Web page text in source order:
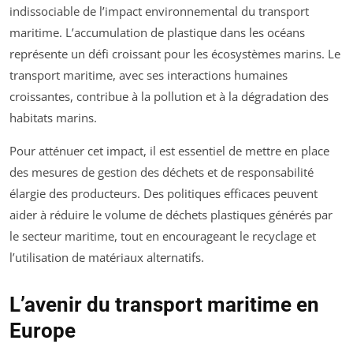
indissociable de l’impact environnemental du transport
maritime. L’accumulation de plastique dans les océans
représente un défi croissant pour les écosystèmes marins. Le
transport maritime, avec ses interactions humaines
croissantes, contribue à la pollution et à la dégradation des
habitats marins.
Pour atténuer cet impact, il est essentiel de mettre en place
des mesures de gestion des déchets et de responsabilité
élargie des producteurs. Des politiques efficaces peuvent
aider à réduire le volume de déchets plastiques générés par
le secteur maritime, tout en encourageant le recyclage et
l’utilisation de matériaux alternatifs.
L’avenir du transport maritime en
Europe